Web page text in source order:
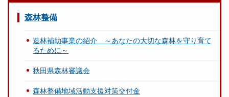
森林整備
造林補助事業の紹介 ～あなたの大切な森林を守り育て
るために～
秋田県森林審議会
森林整備地域活動支援対策交付金